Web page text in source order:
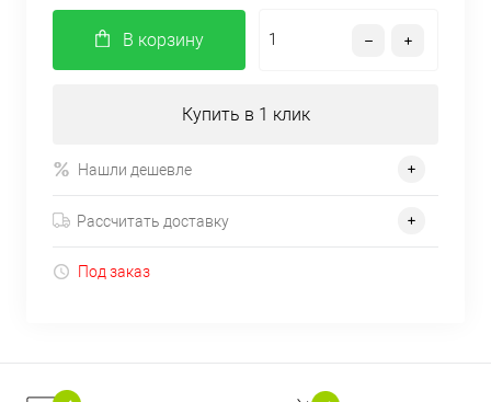
В корзину
Купить в 1 клик
Нашли дешевле
Рассчитать доставку
Под заказ